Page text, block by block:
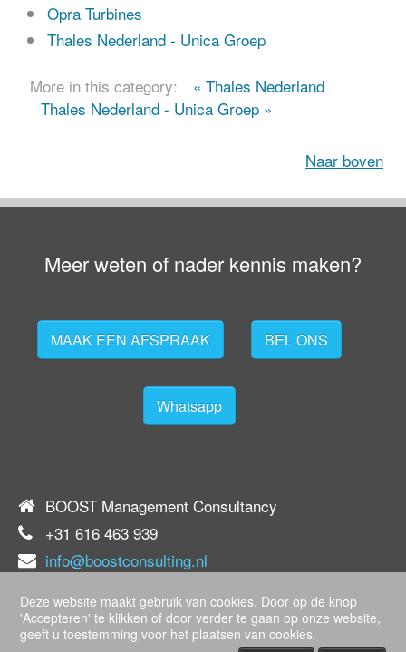
Opra Turbines
Thales Nederland - Unica Groep
More in this category:
« Thales Nederland
Thales Nederland - Unica Groep »
Naar boven
Meer weten of nader kennis maken?
MAAK EEN AFSPRAAK BEL ONS
Whatsapp
BOOST Management Consultancy
+31 616 463 939
info@boostconsulting.nl
Deze website maakt gebruik van cookies. Door op de knop
'Accepteren' te klikken of door verder te gaan op onze website,
geeft u toestemming voor het plaatsen van cookies.